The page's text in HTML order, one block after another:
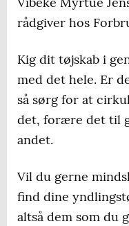
rådgiver hos
Kig dit tøjskab i
med det hele. Er
så sørg for at
det, forære det til
andet.
Vil du gerne
find dine
altså dem som du